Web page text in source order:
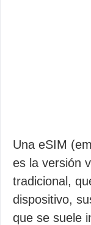
Una eSIM
es la versión
tradicional,
dispositivo,
que se suele